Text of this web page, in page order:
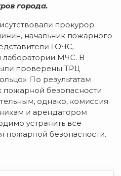
города.
прокурор
начальник пожарного
ГОЧС,
лаборатории МЧС. В
проверены ТРЦ
По результатам
пожарной безопасности
однако, комиссия
и арендатором
устранить все
пожарной безопасности.